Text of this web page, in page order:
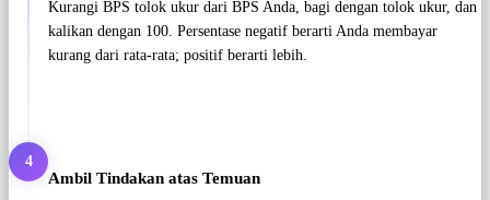
Kurangi BPS tolok ukur dari BPS Anda, bagi dengan tolok ukur, dan
kalikan dengan 100. Persentase negatif berarti Anda membayar
kurang dari rata-rata; positif berarti lebih.
4
Ambil Tindakan atas Temuan